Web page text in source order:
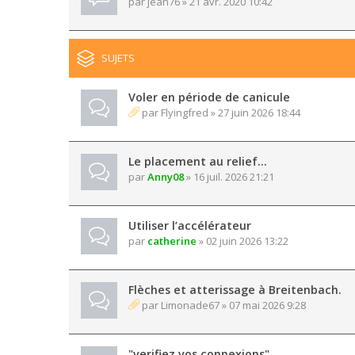
SUJETS
Voler en période de canicule
par Flyingfred » 27 juin 2026 18:44
Le placement au relief...
parAnny08» 16 juil. 2026 21:21
Utiliser l’accélérateur
par catherine » 02 juin 2026 13:22
Flèches et atterissage à Breitenbach.
par Limonade67» 07 mai 2026 9:28